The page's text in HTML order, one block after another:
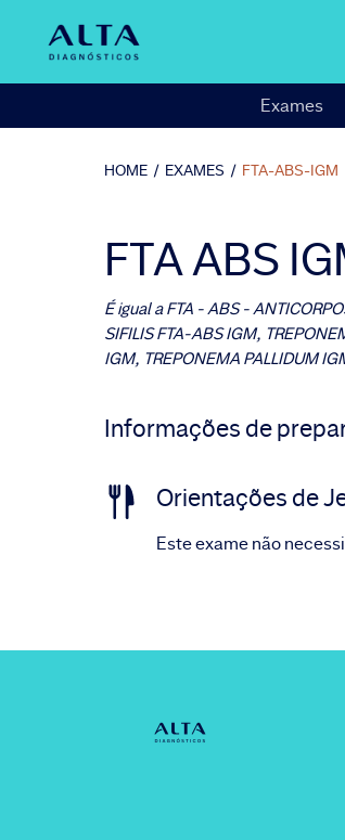
Exames
HOME / EXAMES / FTA-ABS-IGM
FTA ABS
É igual a FTA - ABS -
SIFILIS FTA-ABS IGM,
IGM, TREPONEMA PALLIDUM
Informações de
Orientações de
Este exame não